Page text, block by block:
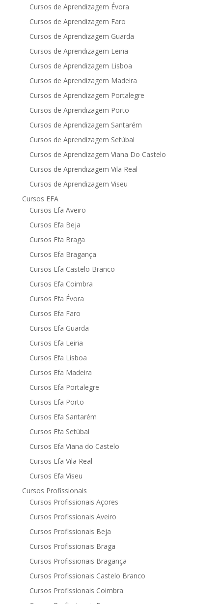
Cursos de Aprendizagem Évora
Cursos de Aprendizagem Faro
Cursos de Aprendizagem Guarda
Cursos de Aprendizagem Leiria
Cursos de Aprendizagem Lisboa
Cursos de Aprendizagem Madeira
Cursos de Aprendizagem Portalegre
Cursos de Aprendizagem Porto
Cursos de Aprendizagem Santarém
Cursos de Aprendizagem Setúbal
Cursos de Aprendizagem Viana Do Castelo
Cursos de Aprendizagem Vila Real
Cursos de Aprendizagem Viseu
Cursos EFA
Cursos Efa Aveiro
Cursos Efa Beja
Cursos Efa Braga
Cursos Efa Bragança
Cursos Efa Castelo Branco
Cursos Efa Coimbra
Cursos Efa Évora
Cursos Efa Faro
Cursos Efa Guarda
Cursos Efa Leiria
Cursos Efa Lisboa
Cursos Efa Madeira
Cursos Efa Portalegre
Cursos Efa Porto
Cursos Efa Santarém
Cursos Efa Setúbal
Cursos Efa Viana do Castelo
Cursos Efa Vila Real
Cursos Efa Viseu
Cursos Profissionais
Cursos Profissionais Açores
Cursos Profissionais Aveiro
Cursos Profissionais Beja
Cursos Profissionais Braga
Cursos Profissionais Bragança
Cursos Profissionais Castelo Branco
Cursos Profissionais Coimbra